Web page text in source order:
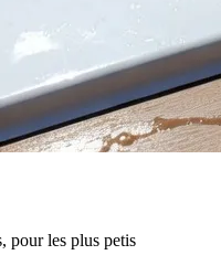
pour les plus petis